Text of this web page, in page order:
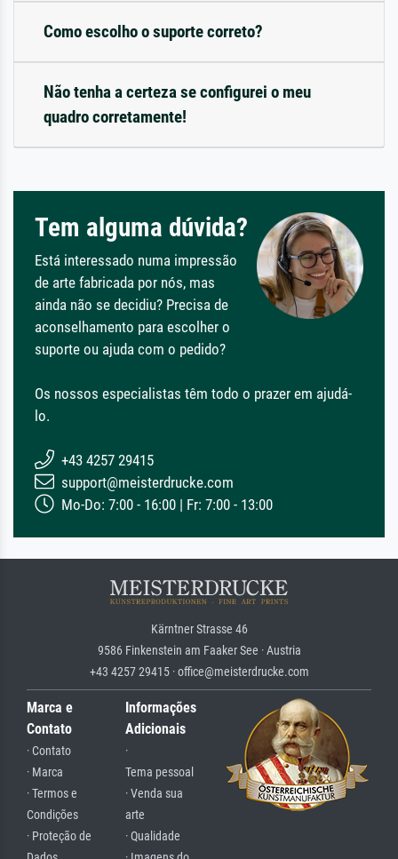
Como escolho o suporte correto?
Não tenha a certeza se configurei o meu
quadro corretamente!
Tem alguma dúvida?
Está interessado numa impressão
de arte fabricada por nós, mas
ainda não se decidiu? Precisa de
aconselhamento para escolher o
suporte ou ajuda com o pedido?
Os nossos especialistas têm todo o prazer em ajudá-
lo.
+43 4257 29415
support@meisterdrucke.com
Mo-Do: 7:00 - 16:00 | Fr: 7:00 - 13:00
Kärntner Strasse 46
9586 Finkenstein am Faaker See · Austria
+43 4257 29415 · office@meisterdrucke.com
Marca e
Contato
· Contato
· Marca
· Termos e
Condições
· Proteção de
Informações
Adicionais
·
Tema pessoal
· Venda sua
arte
· Qualidade